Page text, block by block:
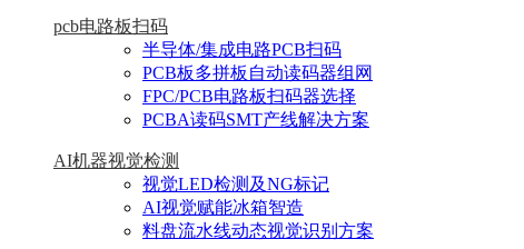
pcb电路板扫码
半导体/集成电路PCB扫码
PCB板多拼板自动读码器组网
FPC/PCB电路板扫码器选择
PCBA读码SMT产线解决方案
AI机器视觉检测
视觉LED检测及NG标记
AI视觉赋能冰箱智造
料盘流水线动态视觉识别方案